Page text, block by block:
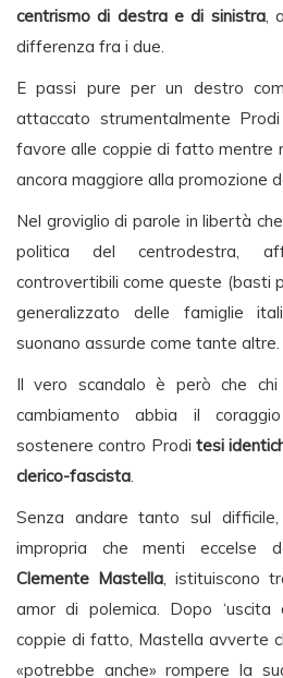
centrismo di destra e di sinistra,
differenza fra i due.
E passi pure per un destro
attaccato strumentalmente
favore alle coppie di fatto mentre
ancora maggiore alla promozione
Nel groviglio di parole in libertà
politica del centrodestra,
controvertibili come queste (basti
generalizzato delle famiglie
suonano assurde come tante altre.
Il vero scandalo è però che
cambiamento abbia il
sostenere contro Prodi tesi
clerico-fascista.
Senza andare tanto sul difficile,
impropria che menti eccelse
Clemente Mastella, istituiscono
amor di polemica. Dopo
coppie di fatto, Mastella avverte
«potrebbe anche» rompere la